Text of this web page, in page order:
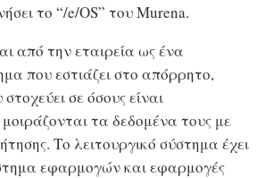
το “/e/OS” του Murena.
από την εταιρεία ως ένα
που εστιάζει στο απόρρητο,
στοχεύει σε όσους είναι
τα δεδομένα τους με
Το λειτουργικό σύστημα έχει
εφαρμογών και εφαρμογές